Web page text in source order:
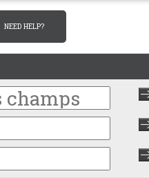
NEED HELP?